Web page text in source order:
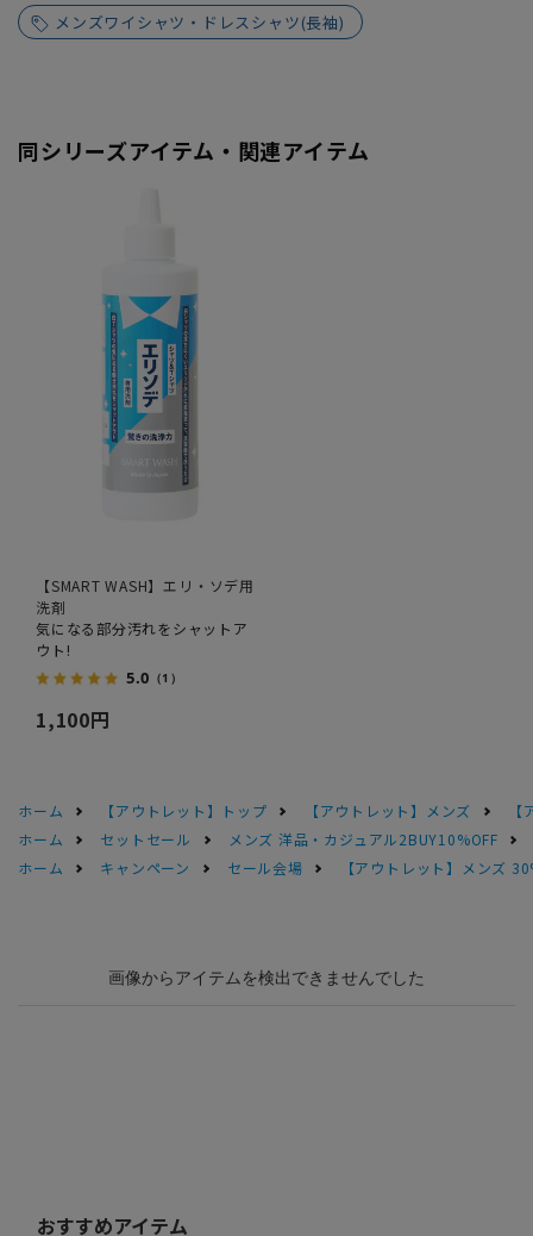
メンズワイシャツ・ドレスシャツ(長袖)
同シリーズアイテム・関連アイテム
【SMART WASH】エリ・ソデ用
洗剤
気になる部分汚れをシャットア
ウト!
5.0 （1）
1,100円
ホーム 【アウトレット】トップ 【アウトレット】メンズ
ホーム
セットセール
メンズ 洋品・カジュアル2BUY10%OFF
ホーム
キャンペーン セール会場 【アウトレット】メンズ